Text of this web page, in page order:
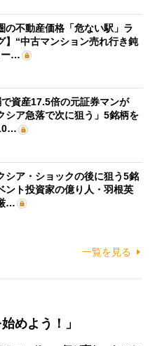
の不動産価格「危ない駅」ラ
】“中古マンション売れ行き鈍
ー…
で資産17.5倍の元証券マンが
シア急落で次に狙う」5銘柄を
シア・ショックの後に狙う5銘
ント投資家の億り人・羽根英
…
一覧を見る
めよう！」